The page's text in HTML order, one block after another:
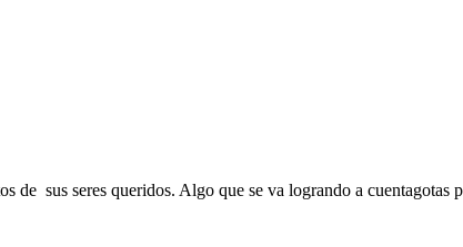
de sus seres queridos. Algo que se va logrando a